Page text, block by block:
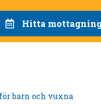
Hitta
barn och vuxna